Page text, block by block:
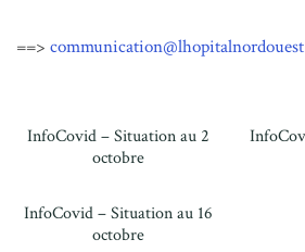
==>
InfoCovid – Situation au 2
octobre
InfoCovid – Situation au 16
octobre